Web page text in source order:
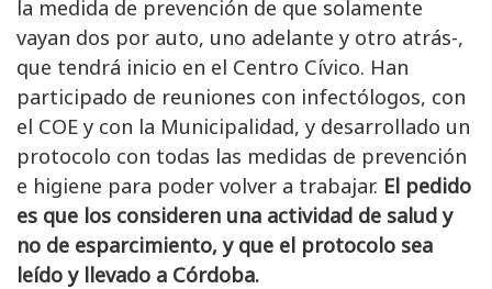
la medida de prevención de que solamente
vayan dos por auto, uno adelante y otro atrás-,
que tendrá inicio en el Centro Cívico. Han
participado de reuniones con infectólogos, con
el COE y con la Municipalidad, y desarrollado un
protocolo con todas las medidas de prevención
e higiene para poder volver a trabajar. El pedido
es que los consideren una actividad de salud y
no de esparcimiento, y que el protocolo sea
leído y llevado a Córdoba.